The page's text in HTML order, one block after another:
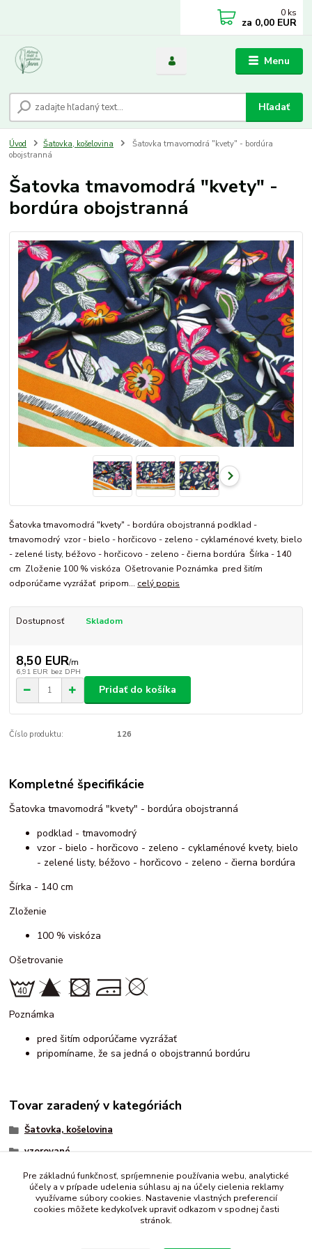
Menu
Hľadať
0 ks
za 0,00 EUR
Úvod Šatovka, košelovina
Šatovka tmavomodrá "kvety" - bordúra
obojstranná
Šatovka tmavomodrá "kvety" -
bordúra obojstranná
Šatovka tmavomodrá "kvety" - bordúra obojstranná podklad -
tmavomodrý vzor - bielo - horčicovo - zeleno - cyklaménové kvety, bielo
- zelené listy, béžovo - horčicovo - zeleno - čierna bordúra Šírka - 140
cm Zloženie 100 % viskóza Ošetrovanie Poznámka pred šitím
odporúčame vyzrážať pripom... celý popis
Dostupnosť Skladom
8,50 EUR/m
6,91 EUR bez DPH
Pridať do košíka
Číslo produktu: 126
Kompletné špecifikácie
Šatovka tmavomodrá "kvety" - bordúra obojstranná
podklad - tmavomodrý
vzor - bielo - horčicovo - zeleno - cyklaménové kvety, bielo
- zelené listy, béžovo - horčicovo - zeleno - čierna bordúra
Šírka - 140 cm
Zloženie
100 % viskóza
Ošetrovanie
Poznámka
pred šitím odporúčame vyzrážať
pripomíname, že sa jedná o obojstrannú bordúru
Tovar zaradený v kategóriách
Šatovka, košelovina
vzorované
viskóza
bordúra, raport
Pre základnú funkčnosť, spríjemnenie používania webu, analytické
účely a v prípade udelenia súhlasu aj na účely cielenia reklamy
využívame súbory cookies. Nastavenie vlastných preferencií
cookies môžete kedykoľvek upraviť odkazom v spodnej časti
stránok.